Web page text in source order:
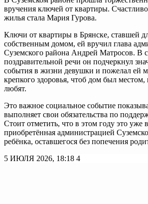
вручения ключей от квартиры.
жилья стала Мария Гурова.
Ключи от квартиры в Брянске, ставшей
собственным домом, ей вручил глава
Суземского района Андрей Матросов. В
поздравительной речи он подчеркнул
события в жизни девушки и пожелал ей
крепкого здоровья, чтоб дом был местом,
любят.
Это важное социальное событие
выполняет свои обязательства по
Стоит отметить, что в этом году это уже
приобретённая администрацией
ребёнка, оставшегося без попечения
5 ИЮЛЯ 2026, 18:18 4